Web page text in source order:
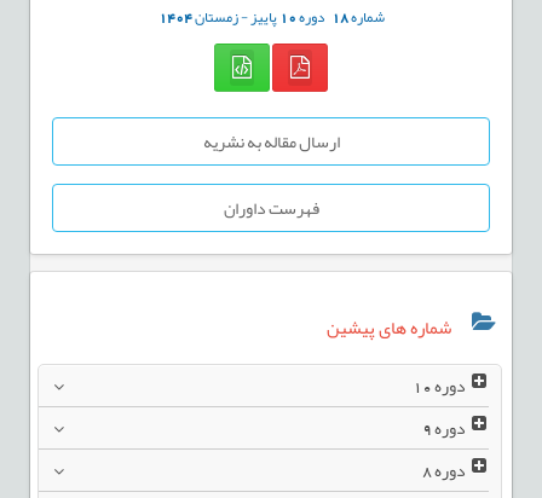
شماره18 دوره10پاییز - زمستان1404
ارسال مقاله به نشریه
فهرست داوران
شماره های پیشین
دوره10
دوره9
دوره8